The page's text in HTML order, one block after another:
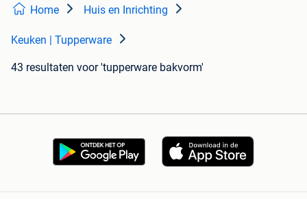
Home Huis en Inrichting
Keuken | Tupperware
43 resultaten voor 'tupperware bakvorm'